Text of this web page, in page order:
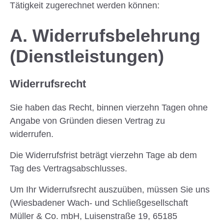
Tätigkeit zugerechnet werden können:
A. Widerrufsbelehrung
(Dienstleistungen)
Widerrufsrecht
Sie haben das Recht, binnen vierzehn Tagen ohne
Angabe von Gründen diesen Vertrag zu
widerrufen.
Die Widerrufsfrist beträgt vierzehn Tage ab dem
Tag des Vertragsabschlusses.
Um Ihr Widerrufsrecht auszuüben, müssen Sie uns
(Wiesbadener Wach- und Schließgesellschaft
Müller & Co. mbH, Luisenstraße 19, 65185